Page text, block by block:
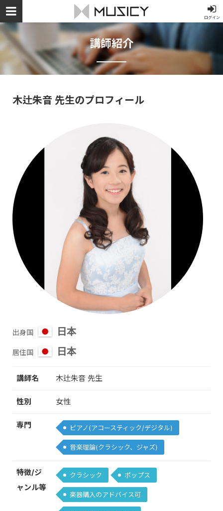
ログイン
講師紹介
木辻朱音 先生のプロフィール
出身国 日本
居住国 日本
講師名 木辻朱音 先生
性別 女性
専門 ピアノ(アコースティック/デジタル)
音楽理論(クラシック、ジャズ)
特徴/ジ
ャンル等
クラシック ポップス
楽器購入のアドバイス可